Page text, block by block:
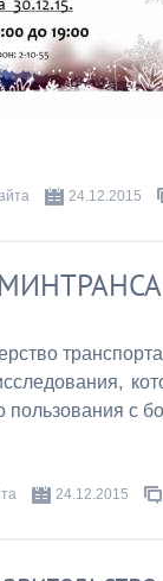
24.12.2015
с
24.12.2015